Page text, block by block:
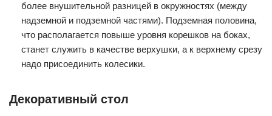
более внушительной разницей в окружностях (между
надземной и подземной частями). Подземная половина,
что располагается повыше уровня корешков на боках,
станет служить в качестве верхушки, а к верхнему срезу
надо присоединить колесики.
Декоративный стол